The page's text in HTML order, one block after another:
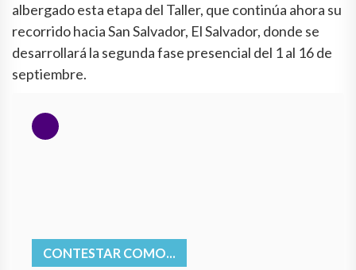
albergado esta etapa del Taller, que continúa ahora su
recorrido hacia San Salvador, El Salvador, donde se
desarrollará la segunda fase presencial del 1 al 16 de
septiembre.
CONTESTAR COMO...